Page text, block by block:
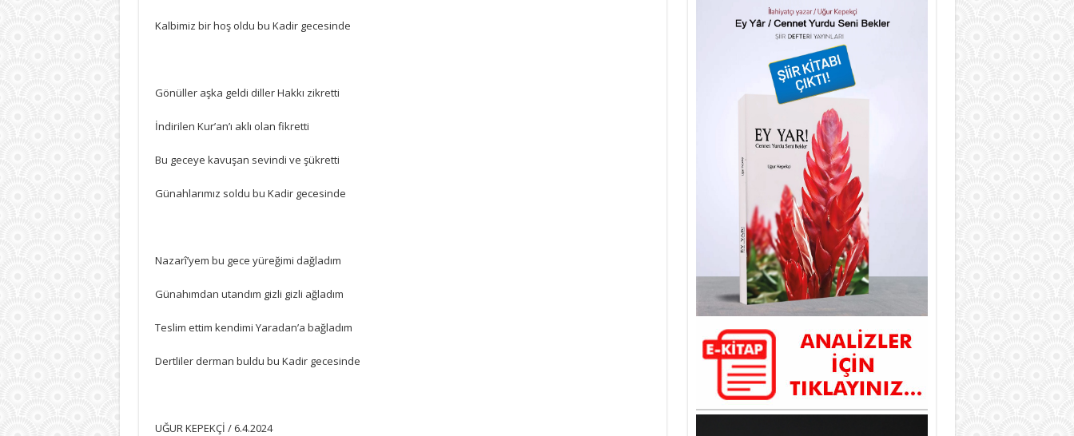
Kalbimiz bir hoş oldu bu Kadir gecesinde
Gönüller aşka geldi diller Hakkı zikretti
İndirilen Kur’an’ı aklı olan fikretti
Bu geceye kavuşan sevindi ve şükretti
Günahlarımız soldu bu Kadir gecesinde
Nazarî’yem bu gece yüreğimi dağladım
Günahımdan utandım gizli gizli ağladım
Teslim ettim kendimi Yaradan’a bağladım
Dertliler derman buldu bu Kadir gecesinde
UĞUR KEPEKÇİ / 6.4.2024